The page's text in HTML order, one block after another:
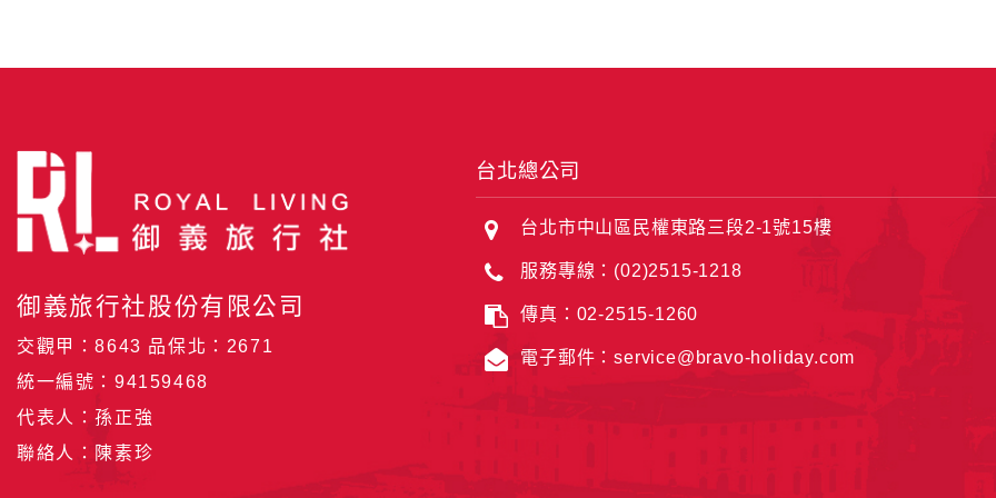
御義旅行社股份有限公司
交觀甲：8643 品保北：2671
統一編號：94159468
代表人：孫正強
聯絡人：陳素珍
台北總公司
台北市中山區民權東路三段2-1號15樓
服務專線：(02)2515-1218
傳真：02-2515-1260
電子郵件：service@bravo-holiday.com